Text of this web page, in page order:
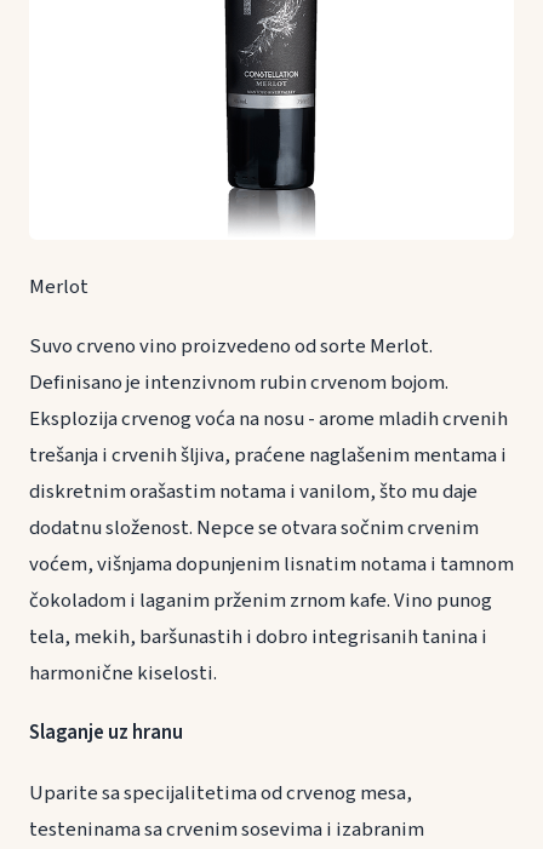
Merlot
Suvo crveno vino proizvedeno od sorte Merlot.
Definisano je intenzivnom rubin crvenom bojom.
Eksplozija crvenog voća na nosu - arome mladih crvenih
trešanja i crvenih šljiva, praćene naglašenim mentama i
diskretnim orašastim notama i vanilom, što mu daje
dodatnu složenost. Nepce se otvara sočnim crvenim
voćem, višnjama dopunjenim lisnatim notama i tamnom
čokoladom i laganim prženim zrnom kafe. Vino punog
tela, mekih, baršunastih i dobro integrisanih tanina i
harmonične kiselosti.
Slaganje uz hranu
Uparite sa specijalitetima od crvenog mesa,
testeninama sa crvenim sosevima i izabranim